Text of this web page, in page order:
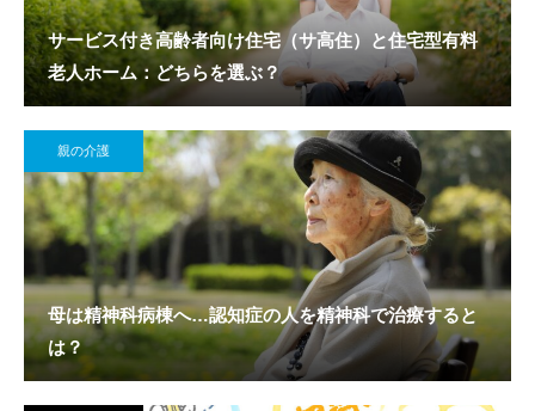
サービス付き高齢者向け住宅（サ高住）と住宅型有料
老人ホーム：どちらを選ぶ？
親の介護
母は精神科病棟へ…認知症の人を精神科で治療すると
は？